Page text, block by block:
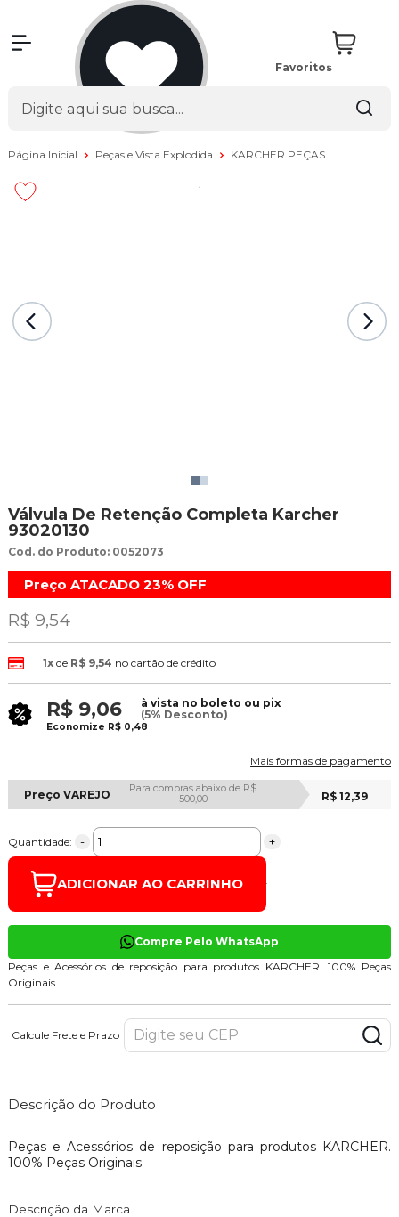
Favoritos
Página Inicial Peças e Vista Explodida KARCHER PEÇAS
Válvula De Retenção Completa Karcher
93020130
Cod. do Produto: 0052073
Preço ATACADO 23% OFF
R$ 9,54
1xde R$ 9,54 no cartão de crédito
R$ 9,06
à vista no boleto ou pix
(5% Desconto)
Economize R$ 0,48
Mais formas de pagamento
Preço VAREJO
Para compras abaixo de R$
500,00
R$ 12,39
Quantidade: - +
ADICIONAR AO CARRINHO
Compre Pelo WhatsApp
Peças e Acessórios de reposição para produtos KARCHER. 100% Peças
Originais.
Calcule Frete e Prazo
Descrição do Produto
Peças e Acessórios de reposição para produtos KARCHER.
100% Peças Originais.
Descrição da Marca